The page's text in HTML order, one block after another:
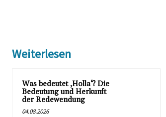
Weiterlesen
Was bedeutet ‚Holla‘? Die
Bedeutung und Herkunft
der Redewendung
04.08.2026